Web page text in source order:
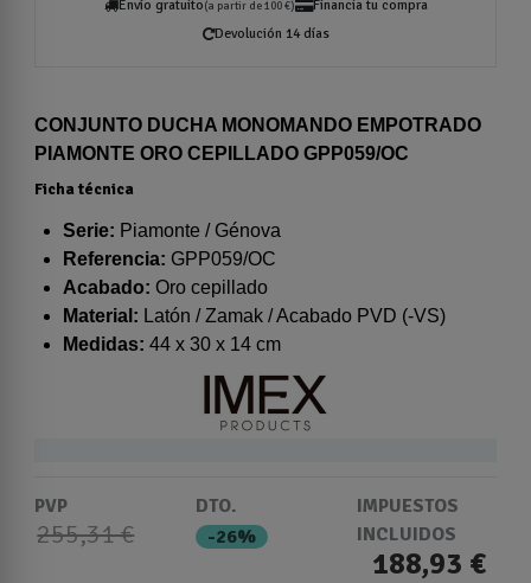
Envío gratuito(a partir de 100 €)
Financia tu compra
Devolución 14 días
CONJUNTO DUCHA MONOMANDO EMPOTRADO
PIAMONTE ORO CEPILLADO GPP059/OC
Ficha técnica
Serie: Piamonte / Génova
Referencia: GPP059/OC
Acabado: Oro cepillado
Material: Latón / Zamak / Acabado PVD (-VS)
Medidas: 44 x 30 x 14 cm
PVP
255,31 €
DTO.
-26%
IMPUESTOS
INCLUIDOS
188,93 €